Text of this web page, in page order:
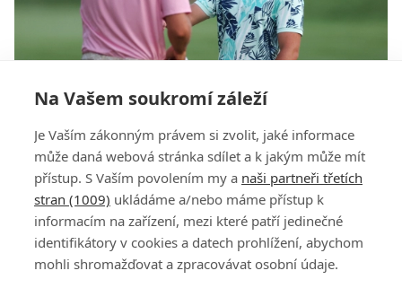
Na Vašem soukromí záleží
Je Vaším zákonným právem si zvolit, jaké informace
může daná webová stránka sdílet a k jakým může mít
přístup. S Vaším povolením my a naši partneři třetích
stran (1009) ukládáme a/nebo máme přístup k
informacím na zařízení, mezi které patří jedinečné
identifikátory v cookies a datech prohlížení, abychom
mohli shromažďovat a zpracovávat osobní údaje.
VIDEO: Scheffler minul putt z metru a prohrál v
play-off Travelers Championship